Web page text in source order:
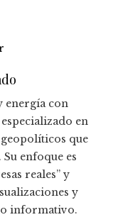
energía con
en
que
enfoque es
reales” y
y
informativo.